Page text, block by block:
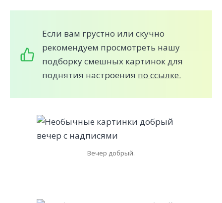
Если вам грустно или скучно
рекомендуем просмотреть нашу
подборку смешных картинок для
поднятия настроения по ссылке.
Вечер добрый.